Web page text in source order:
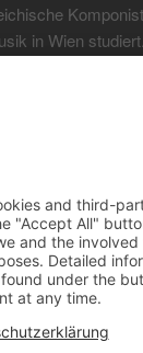
in Wien
Musik für
Elementen.
born in
like Alessandro